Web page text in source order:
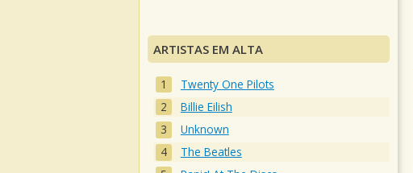
ARTISTAS EM ALTA
Twenty One Pilots
Billie Eilish
Unknown
The Beatles